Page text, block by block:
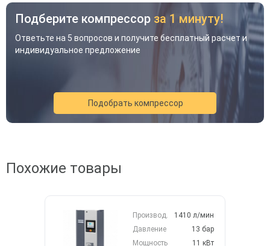
Подберите компрессор за 1 минуту!
Ответьте на 5 вопросов и получите бесплатный расчет и
индивидуальное предложение
Подобрать компрессор
Похожие товары
Производ.
1410 л/мин
Давление
13 бар
Мощность
11 кВт
Акция Новинка Хит